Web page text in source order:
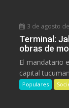
3 de agosto
Terminal:
obras de
El mandatario
capital
Populares